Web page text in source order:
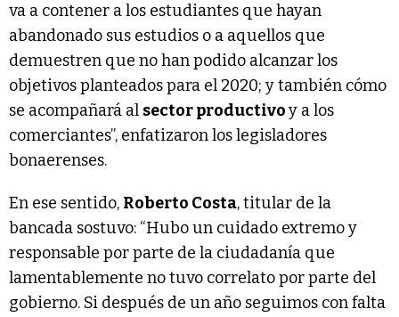
va a contener a los estudiantes que hayan
abandonado sus estudios o a aquellos que
demuestren que no han podido alcanzar los
objetivos planteados para el 2020; y también cómo
se acompañará al sector productivoy a los
comerciantes”, enfatizaron los legisladores
bonaerenses.
En ese sentido, Roberto Costa, titular de la
bancada sostuvo: “Hubo un cuidado extremo y
responsable por parte de la ciudadanía que
lamentablemente no tuvo correlato por parte del
gobierno. Si después de un año seguimos con falta